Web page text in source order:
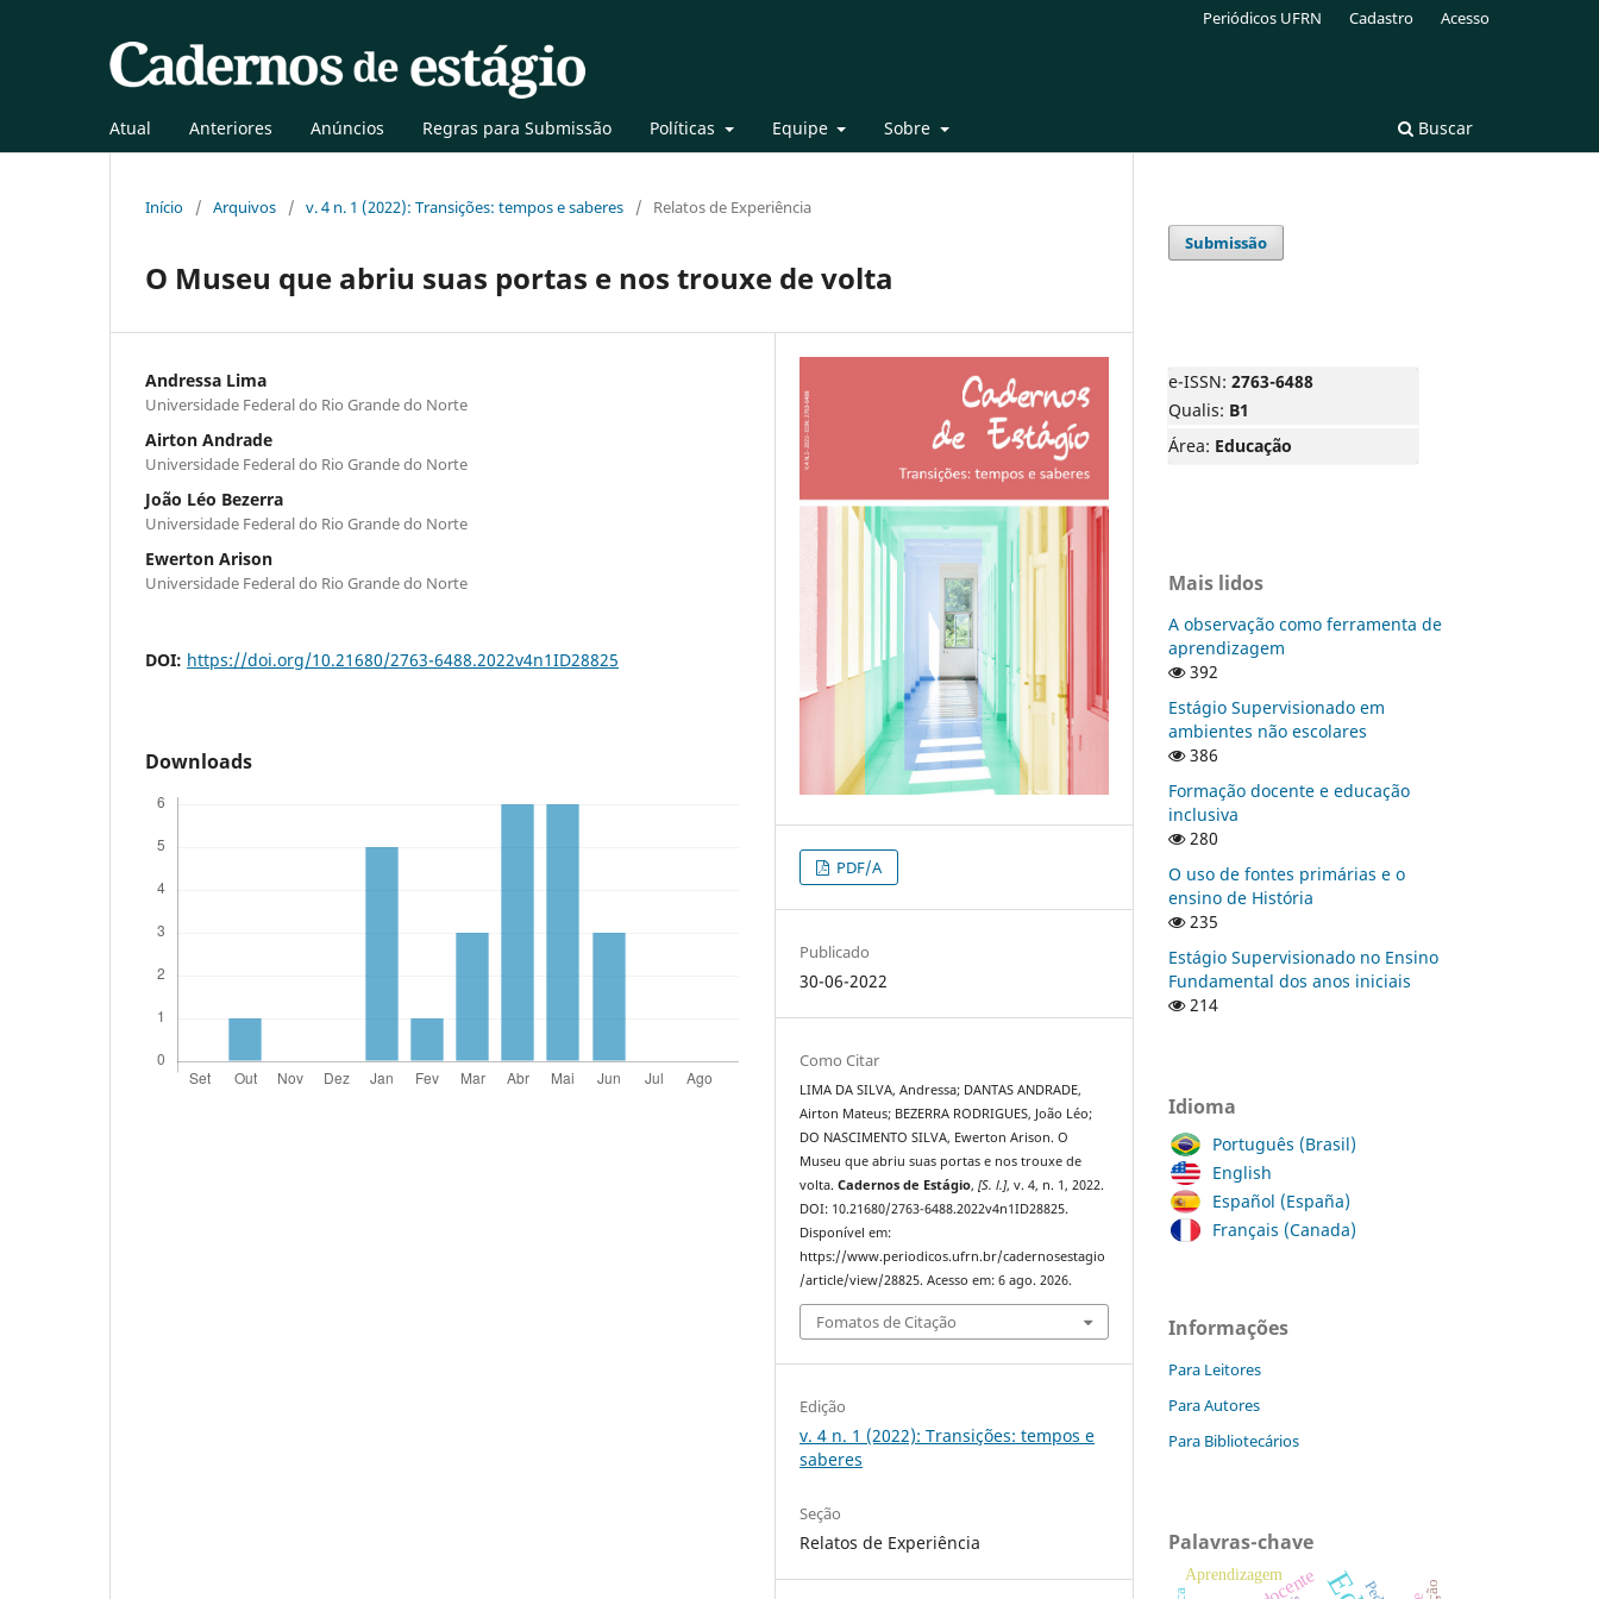
Atual Anteriores Anúncios Regras para Submissão Políticas Equipe Sobre Buscar
Periódicos UFRN Cadastro Acesso
Início / Arquivos / v. 4 n. 1 (2022): Transições: tempos e saberes / Relatos de Experiência
O Museu que abriu suas portas e nos trouxe de volta
Andressa Lima
Universidade Federal do Rio Grande do Norte
Airton Andrade
Universidade Federal do Rio Grande do Norte
João Léo Bezerra
Universidade Federal do Rio Grande do Norte
Ewerton Arison
Universidade Federal do Rio Grande do Norte
DOI: https://doi.org/10.21680/2763-6488.2022v4n1ID28825
Downloads
PDF/A
Publicado
30-06-2022
Como Citar
LIMA DA SILVA, Andressa; DANTAS ANDRADE,
Airton Mateus; BEZERRA RODRIGUES, João Léo;
DO NASCIMENTO SILVA, Ewerton Arison. O
Museu que abriu suas portas e nos trouxe de
volta.Cadernos de Estágio,[S. l.], v. 4, n. 1, 2022.
DOI: 10.21680/2763-6488.2022v4n1ID28825.
Disponível em:
https://www.periodicos.ufrn.br/cadernosestagio
/article/view/28825. Acesso em: 6 ago. 2026.
Fomatos de Citação
Edição
v. 4 n. 1 (2022): Transições: tempos e
saberes
Seção
Relatos de Experiência
Submissão
e-ISSN: 2763-6488
Qualis: B1
Área: Educação
Mais lidos
A observação como ferramenta de
aprendizagem
392
Estágio Supervisionado em
ambientes não escolares
386
Formação docente e educação
inclusiva
280
O uso de fontes primárias e o
ensino de História
235
Estágio Supervisionado no Ensino
Fundamental dos anos iniciais
214
Idioma
Português (Brasil)
English
Español (España)
Français (Canada)
Informações
Para Leitores
Para Autores
Para Bibliotecários
Palavras-chave
Aprendizagem